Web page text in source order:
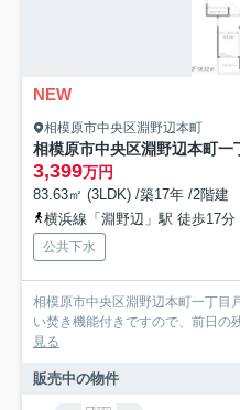
NEW
相模原市中央区淵野辺本町
相模原市中央区淵野辺本町
3,399万円
83.63㎡ (3LDK) /築17年 /2階建
横浜線「淵野辺」駅 徒歩17分
公共下水
相模原市中央区淵野辺本町一丁
い焚き機能付きですので、前日の
見る
販売中の物件